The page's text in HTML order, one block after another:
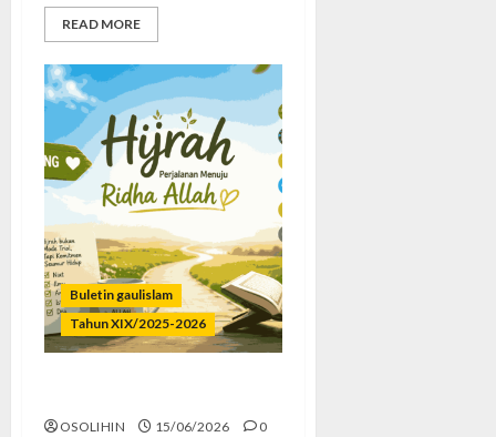
READ MORE
Buletin gaulislam
Tahun XIX/2025-2026
OSOLIHIN 15/06/2026 0